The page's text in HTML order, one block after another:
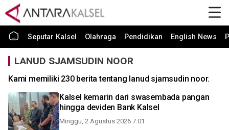
Seputar Kalsel Olahraga Pendidikan English News
LANUD SJAMSUDIN NOOR
Kami memiliki 230 berita tentang lanud sjamsudin noor.
Kalsel kemarin dari swasembada pangan
hingga deviden Bank Kalsel
Minggu, 2 Agustus 2026 7:01